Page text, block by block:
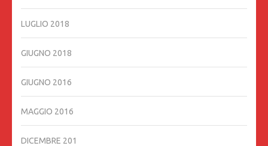
LUGLIO 2018
GIUGNO 2018
GIUGNO 2016
MAGGIO 2016
DICEMBRE 201